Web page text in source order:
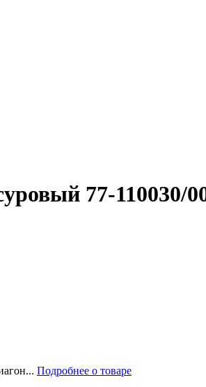
77-110030/
Подробнее о товаре